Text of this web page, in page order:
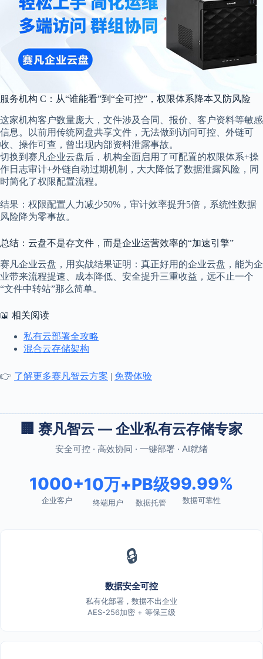
服务机构 C：从“谁能看”到“全可控”，权限体系降本又防风险
这家机构客户数量庞大，文件涉及合同、报价、客户资料等敏感
信息。以前用传统网盘共享文件，无法做到访问可控、外链可
收、操作可查，曾出现内部资料泄露事故。
切换到赛凡企业云盘后，机构全面启用了可配置的权限体系+操
作日志审计+外链自动过期机制，大大降低了数据泄露风险，同
时简化了权限配置流程。
结果：权限配置人力减少50%，审计效率提升5倍，系统性数据
风险降为零事故。
总结：云盘不是存文件，而是企业运营效率的“加速引擎”
赛凡企业云盘，用实战结果证明：真正好用的企业云盘，能为企
业带来流程提速、成本降低、安全提升三重收益，远不止一个
“文件中转站”那么简单。
📖 相关阅读
私有云部署全攻略
混合云存储架构
👉 了解更多赛凡智云方案 | 免费体验
🏢 赛凡智云 — 企业私有云存储专家
安全可控 · 高效协同 · 一键部署 · AI就绪
1000+
企业客户
10万+
终端用户
PB级
数据托管
99.99%
数据可靠性
🔒
数据安全可控
私有化部署，数据不出企业
AES-256加密 + 等保三级